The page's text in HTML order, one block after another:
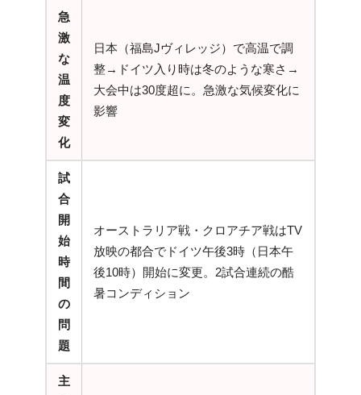
急
激
な
温
度
変
化
日本（福島Jヴィレッジ）で高温で調
整→ドイツ入り時は冬のような寒さ→
大会中は30度超に。急激な気候変化に
影響
試
合
開
始
時
間
の
問
題
オーストラリア戦・クロアチア戦はTV
放映の都合でドイツ午後3時（日本午
後10時）開始に変更。2試合連続の酷
暑コンディション
主